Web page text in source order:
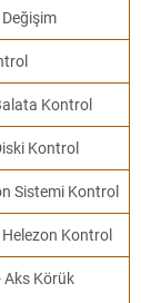
Kontrol
Kontrol
Sistemi Kontrol
Kontrol
Aks Körük